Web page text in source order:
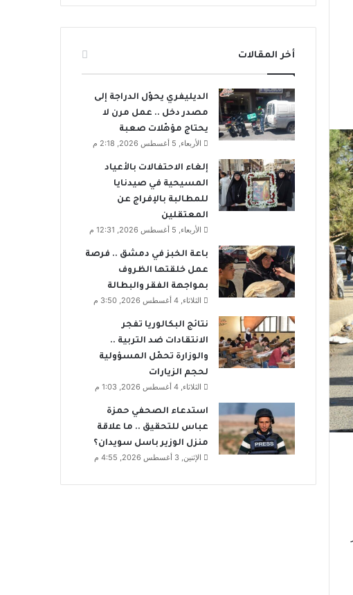
أخر المقالات
الديليفري يحوّل الدراجة إلى
مصدر دخل .. عمل مرن لا
يحتاج مؤهّلات صعبة
الأربعاء, 5 أغسطس 2026, 2:18 م
إلغاء الاحتفالات بالأعياد
المسيحية في صيدنايا
للمطالبة بالإفراج عن
المعتقلين
الأربعاء, 5 أغسطس 2026, 12:31 م
باعة الخبز في دمشق .. فرصة
عمل خلقتها الظروف
بمواجهة الفقر والبطالة
الثلاثاء, 4 أغسطس 2026, 3:50 م
نتائج البكالوريا تفجر
الانتقادات ضد التربية ..
والوزارة تحمّل المسؤولية
لحجم الزيارات
الثلاثاء, 4 أغسطس 2026, 1:03 م
استدعاء الصحفي حمزة
عباس للتحقيق .. ما علاقة
منزل الوزير باسل سويدان؟
الإثنين, 3 أغسطس 2026, 4:55 م